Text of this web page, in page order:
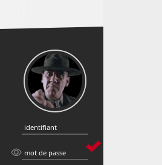
identifiant
identifiant
mot
mot de passe